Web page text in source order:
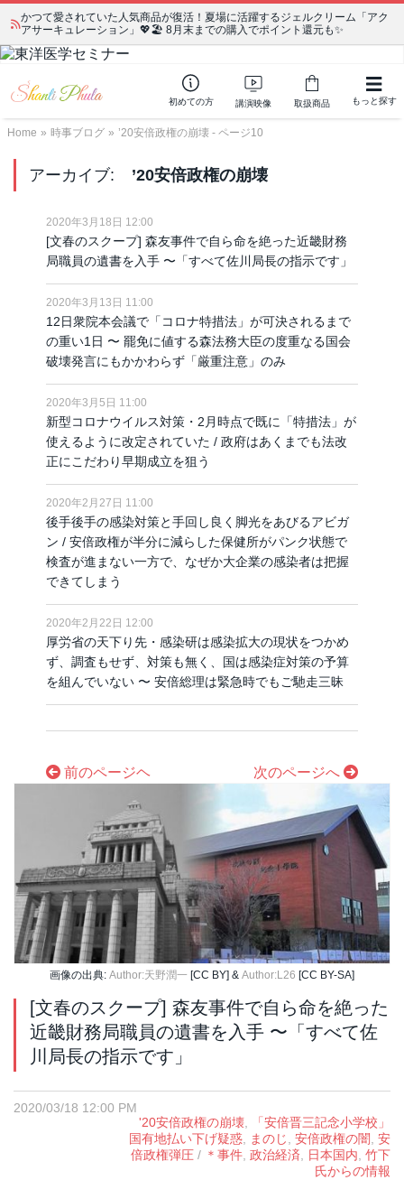
かつて愛されていた人気商品が復活！夏場に活躍するジェルクリーム「アク
アサーキュレーション」💖🏖️ 8月末までの購入でポイント還元も✨
初めての方 講演映像 取扱商品 もっと探す
Home » 時事ブログ » ’20安倍政権の崩壊 - ページ10
アーカイブ: ’20安倍政権の崩壊
2020年3月18日 12:00
[文春のスクープ] 森友事件で自ら命を絶った近畿財務
局職員の遺書を入手 〜「すべて佐川局長の指示です」
2020年3月13日 11:00
12日衆院本会議で「コロナ特措法」が可決されるまで
の重い1日 〜 罷免に値する森法務大臣の度重なる国会
破壊発言にもかかわらず「厳重注意」のみ
2020年3月5日 11:00
新型コロナウイルス対策・2月時点で既に「特措法」が
使えるように改定されていた / 政府はあくまでも法改
正にこだわり早期成立を狙う
2020年2月27日 11:00
後手後手の感染対策と手回し良く脚光をあびるアビガ
ン / 安倍政権が半分に減らした保健所がパンク状態で
検査が進まない一方で、なぜか大企業の感染者は把握
できてしまう
2020年2月22日 12:00
厚労省の天下り先・感染研は感染拡大の現状をつかめ
ず、調査もせず、対策も無く、国は感染症対策の予算
を組んでいない 〜 安倍総理は緊急時でもご馳走三昧
前のページヘ 次のページへ
画像の出典: Author:天野潤一 [CC BY] & Author:L26 [CC BY-SA]
[文春のスクープ] 森友事件で自ら命を絶った
近畿財務局職員の遺書を入手 〜「すべて佐
川局長の指示です」
2020/03/18 12:00 PM
'20安倍政権の崩壊,
「安倍晋三記念小学校」
国有地払い下げ疑惑, まのじ, 安倍政権の闇, 安
倍政権弾圧 / ＊事件, 政治経済, 日本国内, 竹下
氏からの情報